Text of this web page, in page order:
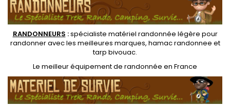
RANDONNEURS :spécialiste matériel randonnée légère pour
randonner avec les meilleures marques, hamac randonnee et
tarp bivouac.
Le meilleur équipement de randonnée en France